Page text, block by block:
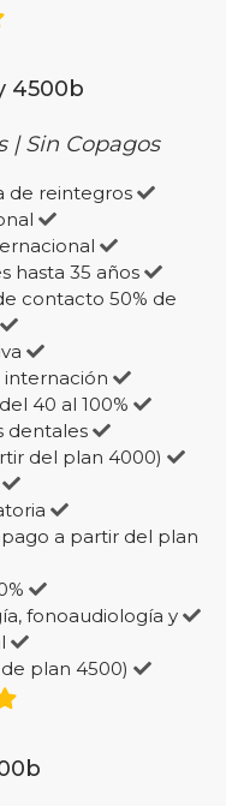
4500b
| Sin Copagos
de reintegros
hasta 35 años
contacto 50% de
internación
40 al 100%
dentales
del plan 4000)
a partir del plan
fonoaudiología y
plan 4500)